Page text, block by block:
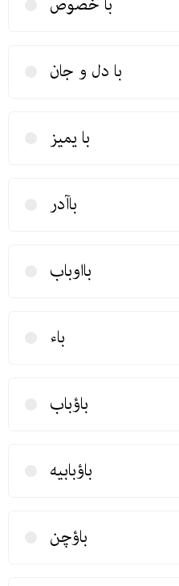
با دل و جان
با یمیز
باآدر
بااوباب
باء
باؤباب
باؤبابیه
باؤچن